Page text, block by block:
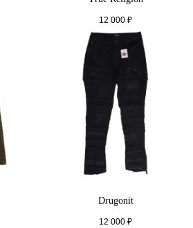
12 000 ₽
Drugonit
12 000 ₽